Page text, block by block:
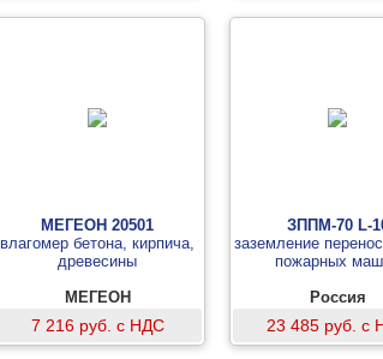
МЕГЕОН 20501
влагомер бетона, кирпича,
древесины
МЕГЕОН
7 216 руб. с НДС
ЗППМ-70 L-
заземление
пожарных
Россия
23 485 руб. с